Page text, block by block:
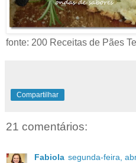
fonte: 200 Receitas de Pães
Compartilhar
21 comentários:
Fabiola segunda-feira,